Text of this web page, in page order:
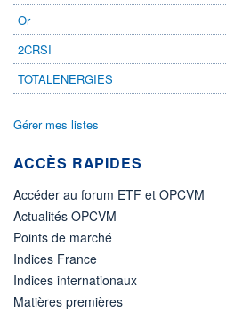
ÉLIGIBILITÉ
Non éligible Boursobank
ACTIF NET (EUR)
RISQUE DU FONDS (SRI)
0 /7
Or
2CRSI
TOTALENERGIES
Gérer mes listes
ACCÈS RAPIDES
Accéder au forum ETF et OPCVM
Actualités OPCVM
Points de marché
Indices France
Indices internationaux
Matières premières